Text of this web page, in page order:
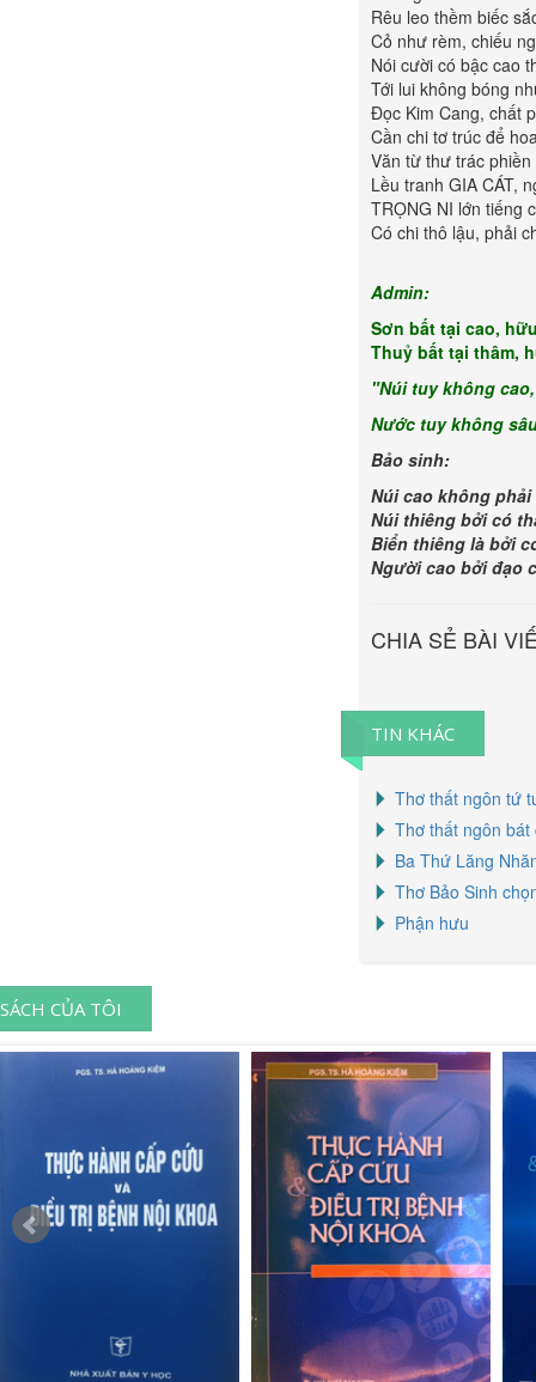
Rêu leo thềm biếc
Cỏ như rèm, chiếu
Nói cười có bậc cao
Tới lui không bóng
Đọc Kim Cang, chất
Cần chi tơ trúc để
Văn từ thư trác
Lều tranh GIA CÁT,
TRỌNG NI lớn tiếng
Có chi thô lậu, phải
Admin:
Sơn bất tại cao,
Thuỷ bất tại thâm,
"Núi tuy không
Nước tuy không
Bảo sinh:
Núi cao không
Núi thiêng bởi có
Biển thiêng là bởi
Người cao bởi đạo
CHIA SẺ BÀI
TIN KHÁC
Thơ thất ngôn tứ
Thơ thất ngôn bát
Ba Thứ Lăng
Thơ Bảo Sinh
Phận hưu
SÁCH CỦA TÔI